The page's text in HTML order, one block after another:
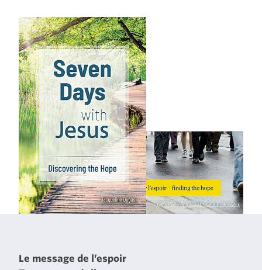
Le message de l’espoir